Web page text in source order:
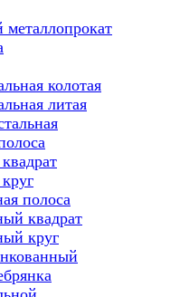
металлопрокат
колотая
литая
полоса
квадрат
круг